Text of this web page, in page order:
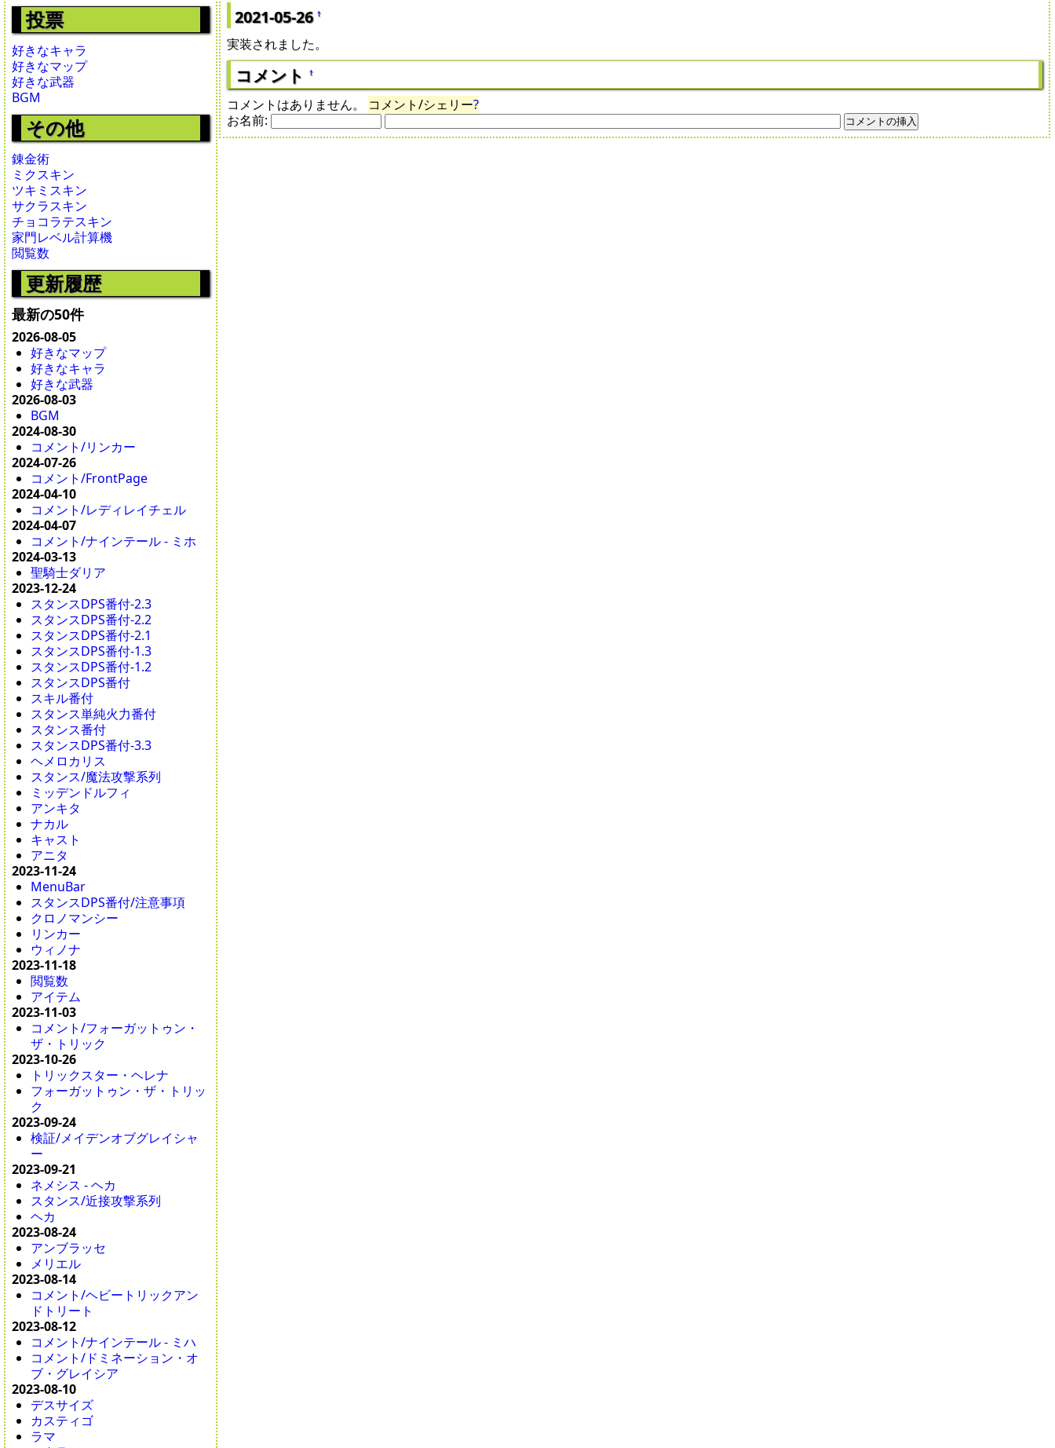
投票
好きなキャラ
好きなマップ
好きな武器
BGM
その他
錬金術
ミクスキン
ツキミスキン
サクラスキン
チョコラテスキン
家門レベル計算機
閲覧数
更新履歴
最新の50件
2026-08-05
好きなマップ
好きなキャラ
好きな武器
2026-08-03
BGM
2024-08-30
コメント/リンカー
2024-07-26
コメント/FrontPage
2024-04-10
コメント/レディレイチェル
2024-04-07
コメント/ナインテール - ミホ
2024-03-13
聖騎士ダリア
2023-12-24
スタンスDPS番付-2.3
スタンスDPS番付-2.2
スタンスDPS番付-2.1
スタンスDPS番付-1.3
スタンスDPS番付-1.2
スタンスDPS番付
スキル番付
スタンス単純火力番付
スタンス番付
スタンスDPS番付-3.3
ヘメロカリス
スタンス/魔法攻撃系列
ミッデンドルフィ
アンキタ
ナカル
キャスト
アニタ
2023-11-24
MenuBar
スタンスDPS番付/注意事項
クロノマンシー
リンカー
ウィノナ
2023-11-18
閲覧数
アイテム
2023-11-03
コメント/フォーガットゥン・
ザ・トリック
2023-10-26
トリックスター・ヘレナ
フォーガットゥン・ザ・トリッ
ク
2023-09-24
検証/メイデンオブグレイシャ
ー
2023-09-21
ネメシス - ヘカ
スタンス/近接攻撃系列
ヘカ
2023-08-24
アンブラッセ
メリエル
2023-08-14
コメント/ヘビートリックアン
ドトリート
2023-08-12
コメント/ナインテール - ミハ
コメント/ドミネーション・オ
ブ・グレイシア
2023-08-10
デスサイズ
カスティゴ
ラマ
2021-05-26†
実装されました。
コメント †
コメントはありません。 コメント/シェリー?
お名前: